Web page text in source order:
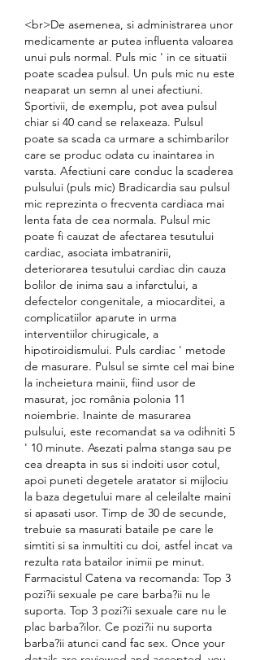
<br>De asemenea, si administrarea unor
medicamente ar putea influenta valoarea
unui puls normal. Puls mic ' in ce situatii
poate scadea pulsul. Un puls mic nu este
neaparat un semn al unei afectiuni.
Sportivii, de exemplu, pot avea pulsul
chiar si 40 cand se relaxeaza. Pulsul
poate sa scada ca urmare a schimbarilor
care se produc odata cu inaintarea in
varsta. Afectiuni care conduc la scaderea
pulsului (puls mic) Bradicardia sau pulsul
mic reprezinta o frecventa cardiaca mai
lenta fata de cea normala. Pulsul mic
poate fi cauzat de afectarea tesutului
cardiac, asociata imbatranirii,
deteriorarea tesutului cardiac din cauza
bolilor de inima sau a infarctului, a
defectelor congenitale, a miocarditei, a
complicatiilor aparute in urma
interventiilor chirugicale, a
hipotiroidismului. Puls cardiac ' metode
de masurare. Pulsul se simte cel mai bine
la incheietura mainii, fiind usor de
masurat, joc românia polonia 11
noiembrie. Inainte de masurarea
pulsului, este recomandat sa va odihniti 5
' 10 minute. Asezati palma stanga sau pe
cea dreapta in sus si indoiti usor cotul,
apoi puneti degetele aratator si mijlociu
la baza degetului mare al celeilalte maini
si apasati usor. Timp de 30 de secunde,
trebuie sa masurati bataile pe care le
simtiti si sa inmultiti cu doi, astfel incat va
rezulta rata batailor inimii pe minut.
Farmacistul Catena va recomanda: Top 3
pozi?ii sexuale pe care barba?ii nu le
suporta. Top 3 pozi?ii sexuale care nu le
plac barba?ilor. Ce pozi?ii nu suporta
barba?ii atunci cand fac sex. Once your